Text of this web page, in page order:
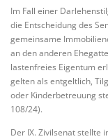
Im Fall einer
die Entscheidung des
gemeinsame
an den anderen
lastenfreies Eigentum
gelten als entgeltlich,
oder Kinderbetreuung
108/24).
Der IX. Zivilsenat stellte